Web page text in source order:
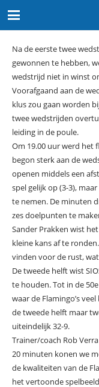
Na de eerste twee
gewonnen te hebben,
wedstrijd niet in winst
Voorafgaand aan de
klus zou gaan worden
twee wedstrijden
leiding in de poule.
Om 19.00 uur werd het
begon sterk aan de
openen middels een
spel gelijk op (3-3),
te nemen. De minuten
zes doelpunten te
Sander Prakken wist
kleine kans af te
vinden voor de rust,
De tweede helft wist
te houden. Tot in de
waar de Flamingo’s
de tweede helft maar
uiteindelijk 32-9.
Trainer/coach Rob
20 minuten konen we
de kwaliteiten van de
het vertoonde